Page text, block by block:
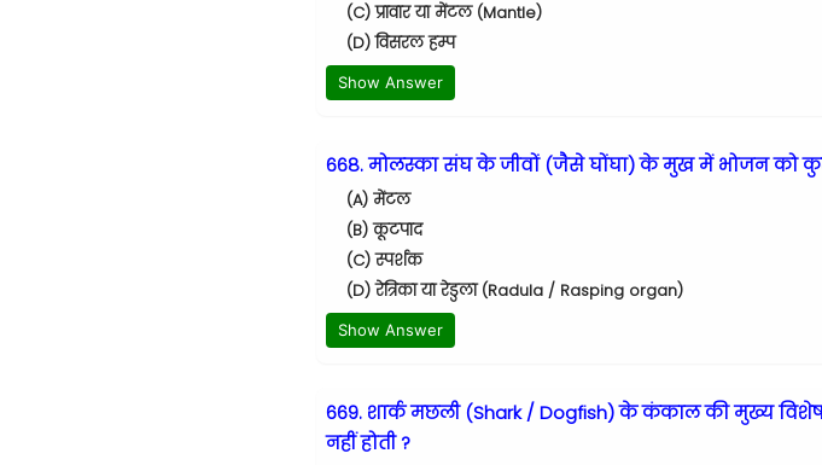
(C) प्रावार या मेंटल (Mantle)
(D) विसरल हम्प
Show Answer
668. मोलस्का संघ के जीवों (जैसे घोंघा) के मुख में भोजन को
(A) मेंटल
(B) कूटपाद
(C) स्पर्शक
(D) रेत्रिका या रेडुला (Radula / Rasping organ)
Show Answer
669. शार्क मछली (Shark / Dogfish) के कंकाल की मुख्य
नहीं होती ?